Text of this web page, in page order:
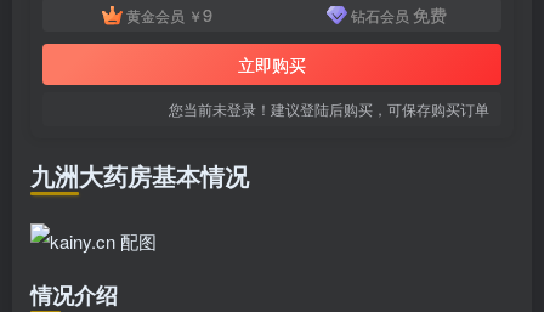
黄金会员 ￥9 钻石会员 免费
立即购买
您当前未登录！建议登陆后购买，可保存购买订单
九洲大药房基本情况
情况介绍